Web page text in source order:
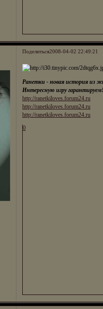
Поделиться2008-04-02 22:49:21
Ранетки - новая история из
Интересную игру
http://ranetkiloves.forum24.ru
http://ranetkiloves.forum24.ru
http://ranetkiloves.forum24.ru
0